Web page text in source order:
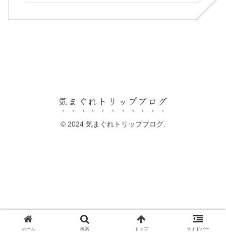
気まぐれトリップブログ
© 2024 気まぐれトリップブログ.
ホーム 検索 トップ サイドバー